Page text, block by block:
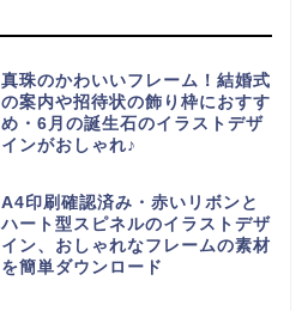
真珠のかわいいフレーム！結婚式
の案内や招待状の飾り枠におすす
め・6月の誕生石のイラストデザ
インがおしゃれ♪
A4印刷確認済み・赤いリボンと
ハート型スピネルのイラストデザ
イン、おしゃれなフレームの素材
を簡単ダウンロード